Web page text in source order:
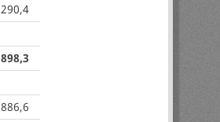
290,4
898,3
886,6